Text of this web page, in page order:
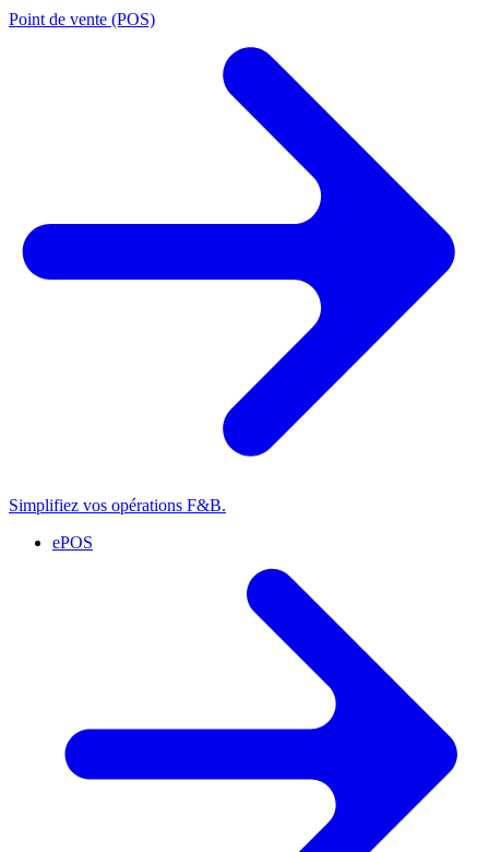
Point de vente (POS)
Simplifiez vos opérations F&B.
ePOS